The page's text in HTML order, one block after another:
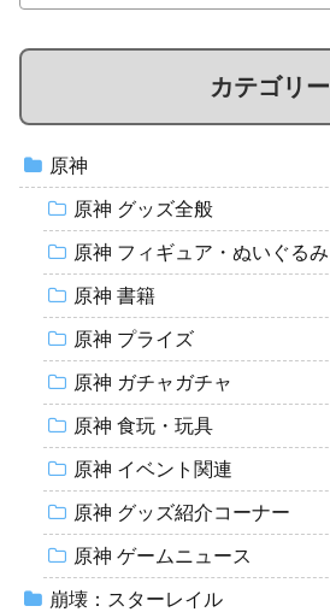
カテゴリー
原神
原神 グッズ全般
原神 フィギュア・ぬいぐるみ
原神 書籍
原神 プライズ
原神 ガチャガチャ
原神 食玩・玩具
原神 イベント関連
原神 グッズ紹介コーナー
原神 ゲームニュース
崩壊：スターレイル